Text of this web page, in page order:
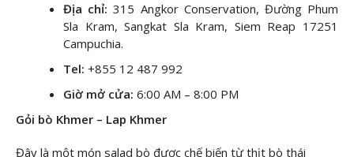
Địa chỉ: 315 Angkor Conservation, Đường Phum
Sla Kram, Sangkat Sla Kram, Siem Reap 17251
Campuchia.
Tel: +855 12 487 992
Giờ mở cửa: 6:00 AM – 8:00 PM
Gỏi bò Khmer – Lap Khmer
Đây là một món salad bò được chế biến từ thịt bò thái